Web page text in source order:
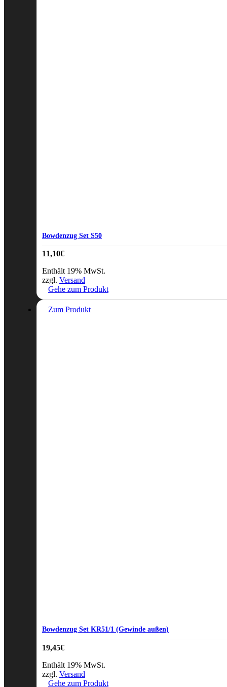
Bowdenzug Set S50
11,10€
Enthält 19% MwSt.
zzgl. Versand
Gehe zum Produkt
Zum Produkt
Bowdenzug Set KR51/1 (Gewinde außen)
19,45€
Enthält 19% MwSt.
zzgl. Versand
Gehe zum Produkt